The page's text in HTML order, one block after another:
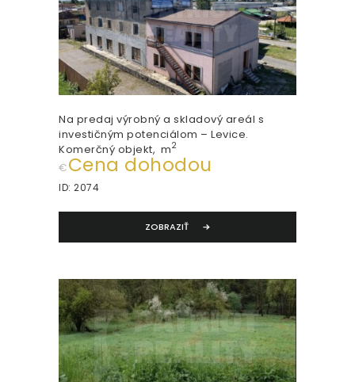
Na predaj výrobný a skladový areál s
investičným potenciálom – Levice.
Komerčný objekt m2
€Cena dohodou
ID: 2074
ZOBRAZIŤ